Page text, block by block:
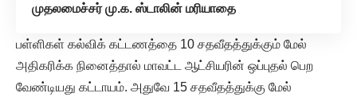
முதலமைச்சர் மு.க. ஸ்டாலின் மரியாதை
பள்ளிகள் கல்விக் கட்டணத்தை 10 சதவீதத்துக்கும் மேல்
அதிகரிக்க நினைத்தால் மாவட்ட ஆட்சியரின் ஒப்புதல் பெற
வேண்டியது கட்டாயம். அதுவே 15 சதவீதத்துக்கு மேல்